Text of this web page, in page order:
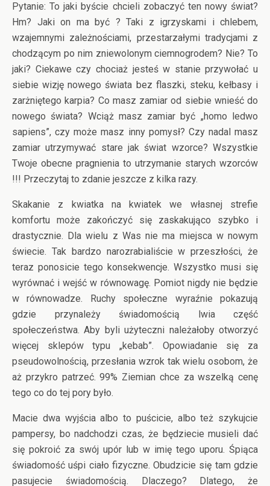
Pytanie: To jaki byście chcieli zobaczyć ten nowy świat?
Hm? Jaki on ma być ? Taki z igrzyskami i chlebem,
wzajemnymi zależnościami, przestarzałymi tradycjami z
chodzącym po nim zniewolonym ciemnogrodem? Nie? To
jaki? Ciekawe czy chociaż jesteś w stanie przywołać u
siebie wizję nowego świata bez flaszki, steku, kełbasy i
zarżniętego karpia? Co masz zamiar od siebie wnieść do
nowego świata? Wciąż masz zamiar być „homo ledwo
sapiens”, czy może masz inny pomysł? Czy nadal masz
zamiar utrzymywać stare jak świat wzorce? Wszystkie
Twoje obecne pragnienia to utrzymanie starych wzorców
!!! Przeczytaj to zdanie jeszcze z kilka razy.
Skakanie z kwiatka na kwiatek we własnej strefie
komfortu może zakończyć się zaskakująco szybko i
drastycznie. Dla wielu z Was nie ma miejsca w nowym
świecie. Tak bardzo narozrabialiście w przeszłości, że
teraz ponosicie tego konsekwencje. Wszystko musi się
wyrównać i wejść w równowagę. Pomiot nigdy nie będzie
w równowadze. Ruchy społeczne wyraźnie pokazują
gdzie przynależy świadomością lwia część
społeczeństwa. Aby byli użyteczni należałoby otworzyć
więcej sklepów typu „kebab”. Opowiadanie się za
pseudowolnością, przesłania wzrok tak wielu osobom, że
aż przykro patrzeć. 99% Ziemian chce za wszelką cenę
tego co do tej pory było.
Macie dwa wyjścia albo to puścicie, albo też szykujcie
pampersy, bo nadchodzi czas, że będziecie musieli dać
się pokroić za swój upór lub w imię tego uporu. Śpiąca
świadomość uśpi ciało fizyczne. Obudzicie się tam gdzie
pasujecie świadomością. Dlaczego? Dlatego, że